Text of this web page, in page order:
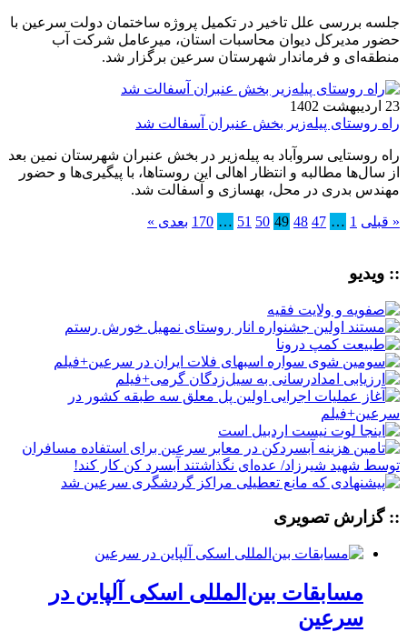
جلسه بررسی علل تاخیر در تکمیل پروژه ساختمان دولت سرعین با
حضور مدیرکل دیوان محاسبات استان، میرعامل شرکت آب
منطقه‌‌ای و فرماندار شهرستان سرعین برگزار شد.
23 اردیبهشت 1402
راه روستای پیله‌زیر بخش عنبران آسفالت شد
راه روستایی سروآباد به پیله‌زیر در بخش عنبران شهرستان نمین بعد
از سال‌ها مطالبه و انتظار اهالی این روستاها، با پیگیری‌ها و حضور
مهندس بدری در محل، بهسازی و آسفالت شد.
« قبلی 1
…
47
48
49
50
51
…
170 بعدی »
:: ویدیو
:: گزارش تصویری
مسابقات بین‌المللی اسکی آلپاین در
سرعین